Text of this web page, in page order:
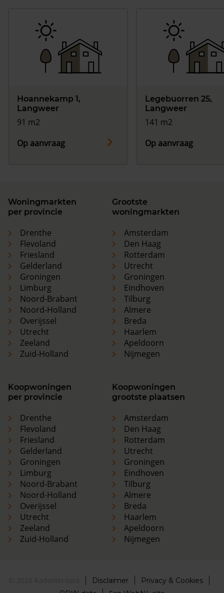
Hoannekamp 1,
Langweer
91 m2
Op aanvraag
Legebuorren 25,
Langweer
141 m2
Op aanvraag
Woningmarkten
per provincie
Drenthe
Flevoland
Friesland
Gelderland
Groningen
Limburg
Noord-Brabant
Noord-Holland
Overijssel
Utrecht
Zeeland
Zuid-Holland
Grootste
woningmarkten
Amsterdam
Den Haag
Rotterdam
Utrecht
Groningen
Eindhoven
Tilburg
Almere
Breda
Haarlem
Apeldoorn
Nijmegen
Koopwoningen
per provincie
Drenthe
Flevoland
Friesland
Gelderland
Groningen
Limburg
Noord-Brabant
Noord-Holland
Overijssel
Utrecht
Zeeland
Zuid-Holland
Koopwoningen
grootste plaatsen
Amsterdam
Den Haag
Rotterdam
Utrecht
Groningen
Eindhoven
Tilburg
Almere
Breda
Haarlem
Apeldoorn
Nijmegen
Disclaimer
Privacy & Cookies